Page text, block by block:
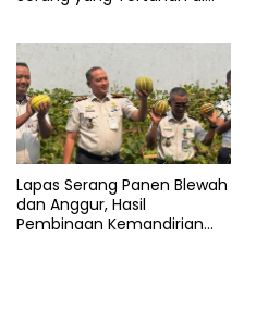
Lapas Serang Panen Blewah
dan Anggur, Hasil
Pembinaan Kemandirian